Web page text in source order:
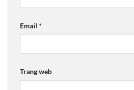
Email *
Trang web